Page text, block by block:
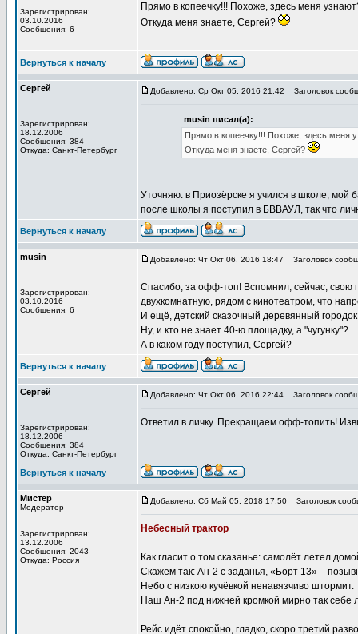
Зарегистрирован:
03.10.2016
Сообщения: 6
Прямо в копеечку!!! Похоже, здесь меня
Откуда меня знаете, Сергей?
Вернуться к началу
Сергей
Зарегистрирован:
18.12.2006
Сообщения: 384
Откуда: Санкт-Петербург
Добавлено: Ср Окт 05, 2016 21:42 Заголовок
musin писал(а):
Прямо в копеечку!!! Похоже, здесь меня
Откуда меня знаете, Сергей?
Уточняю: в Приозёрске я учился в школе, мой
после школы я поступил в БВВАУЛ, так что
Вернуться к началу
musin
Зарегистрирован:
03.10.2016
Сообщения: 6
Добавлено: Чт Окт 06, 2016 18:47 Заголовок
Спасибо, за офф-топ! Вспомнил, сейчас, свою
двухкомнатную, рядом с кинотеатром, что
И ещё, детский сказочный деревянный
Ну, и кто не знает 40-ю площадку, а "чугунку"?
А в каком году поступил, Сергей?
Вернуться к началу
Сергей
Зарегистрирован:
18.12.2006
Сообщения: 384
Откуда: Санкт-Петербург
Добавлено: Чт Окт 06, 2016 22:44 Заголовок
Ответил в личку. Прекращаем офф-топить!
Вернуться к началу
Мистер
Модератор
Зарегистрирован:
13.12.2006
Сообщения: 2043
Откуда: Россия
Добавлено: Сб Май 05, 2018 17:50 Заголовок
Небесный трактор
Как гласит о том сказанье: самолёт летел
Скажем так: Ан-2 с заданья, «Борт 13» –
Небо с низкою кучёвкой ненавязчиво штормит.
Наш Ан-2 под нижней кромкой мирно так себе
Рейс идёт спокойно, гладко, скоро третий